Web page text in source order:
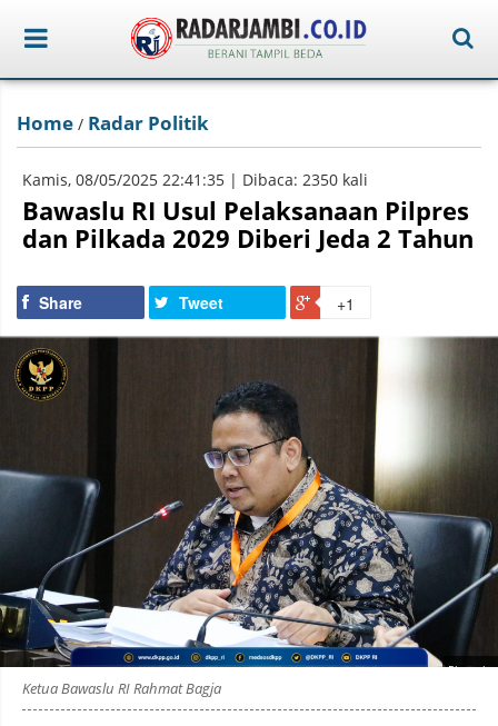
Home / Radar Politik
Kamis, 08/05/2025 22:41:35 | Dibaca: 2350 kali
Bawaslu RI Usul Pelaksanaan Pilpres
dan Pilkada 2029 Diberi Jeda 2 Tahun
Share Tweet +1
Photo by
Ketua Bawaslu RI Rahmat Bagja